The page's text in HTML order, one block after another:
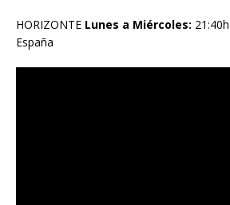
HORIZONTE Lunes a Miércoles: 21:40h
España